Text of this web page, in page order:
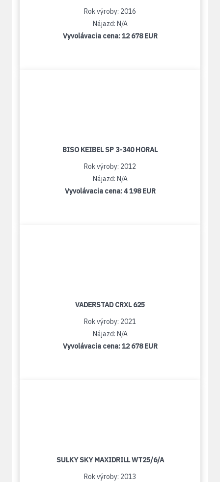
Rok výroby: 2016
Nájazd: N/A
Vyvolávacia cena:12 678 EUR
BISO KEIBEL SP 3-340 HORAL
Rok výroby: 2012
Nájazd: N/A
Vyvolávacia cena:4 198 EUR
VADERSTAD CRXL 625
Rok výroby: 2021
Nájazd: N/A
Vyvolávacia cena:12 678 EUR
SULKY SKY MAXIDRILL WT25/6/A
Rok výroby: 2013